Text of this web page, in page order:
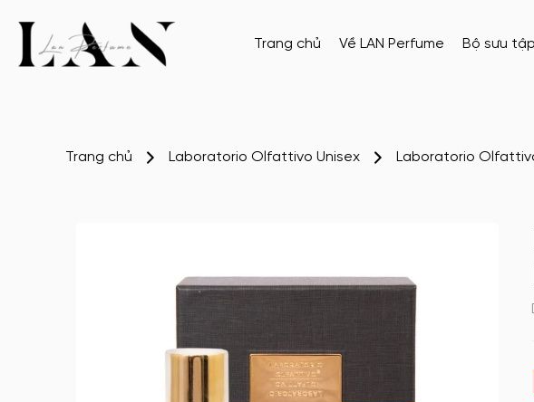
Trang chủ Về LAN Perfume Bộ sưu
Trang chủ Laboratorio Olfattivo Unisex Laboratorio